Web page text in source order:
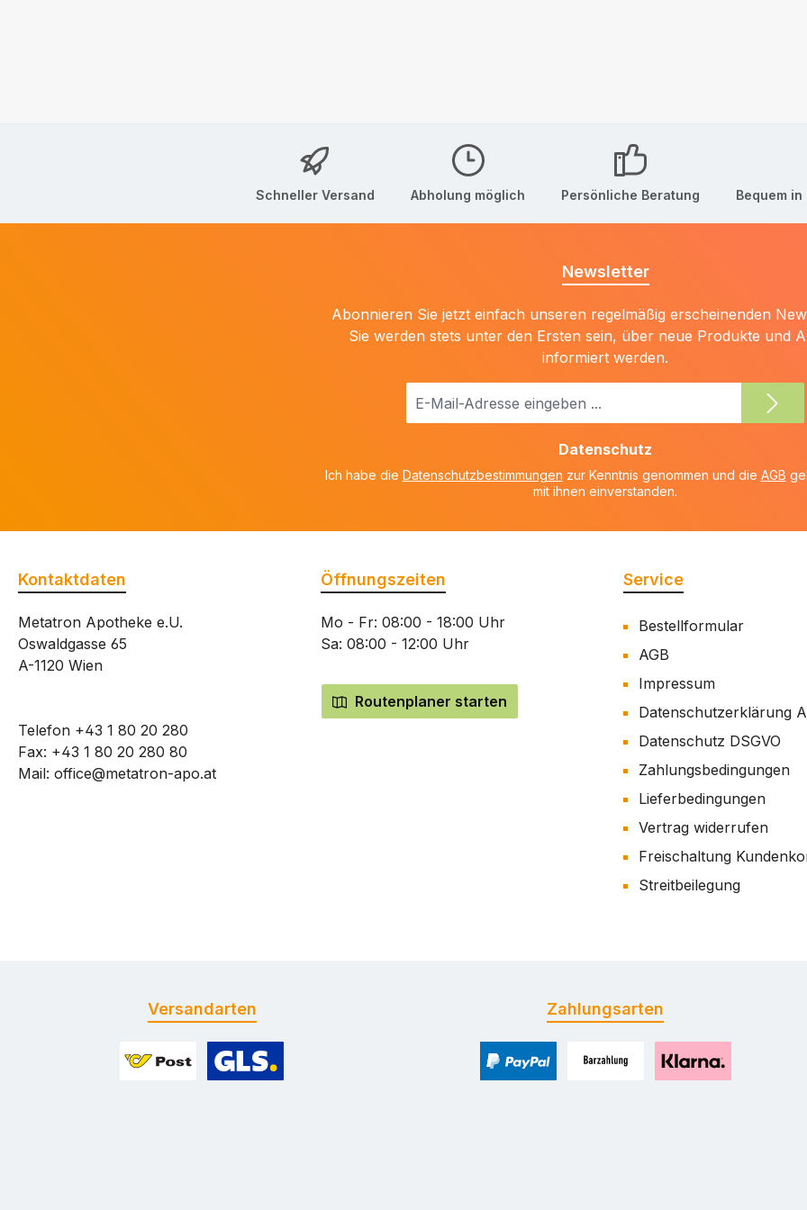
Schneller Versand Abholung möglich Persönliche Beratung Bequem
Newsletter
Abonnieren Sie jetzt einfach unseren regelmäßig erscheinenden
Sie werden stets unter den Ersten sein, über neue Produkte und
informiert werden.
E-
Datenschutz
Ich habe die Datenschutzbestimmungen zur Kenntnis genommen und die AGB
mit ihnen einverstanden.
Kontaktdaten
Metatron Apotheke e.U.
Oswaldgasse 65
A-1120 Wien
Telefon +43 1 80 20 280
Fax: +43 1 80 20 280 80
Mail: office@metatron-apo.at
Öffnungszeiten
Mo - Fr: 08:00 - 18:00 Uhr
Sa: 08:00 - 12:00 Uhr
Routenplaner starten
Service
Bestellformular
AGB
Impressum
Datenschutzerklärung
Datenschutz DSGVO
Zahlungsbedingungen
Lieferbedingungen
Vertrag widerrufen
Freischaltung
Streitbeilegung
Versandarten Zahlungsarten